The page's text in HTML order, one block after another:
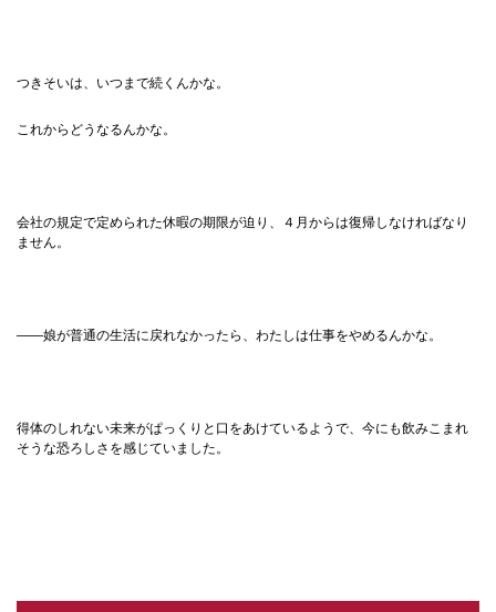
つきそいは、いつまで続くんかな。
これからどうなるんかな。
会社の規定で定められた休暇の期限が迫り、４月からは復帰しなければなり
ません。
——娘が普通の生活に戻れなかったら、わたしは仕事をやめるんかな。
得体のしれない未来がぱっくりと口をあけているようで、今にも飲みこまれ
そうな恐ろしさを感じていました。